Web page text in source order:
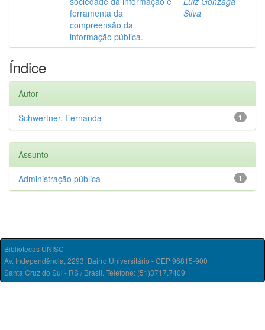
ferramenta da
compreensão da
informação pública.
Silva
Índice
Autor
1
Schwertner, Fernanda
Assunto
1
Administração pública
Bibliotecas UNISC
Av. Independência, 2293, Bairro Universitário - CEP 96815-900
Santa Cruz do Sul - RS / Brasil. Telefone: (51)3717.7409